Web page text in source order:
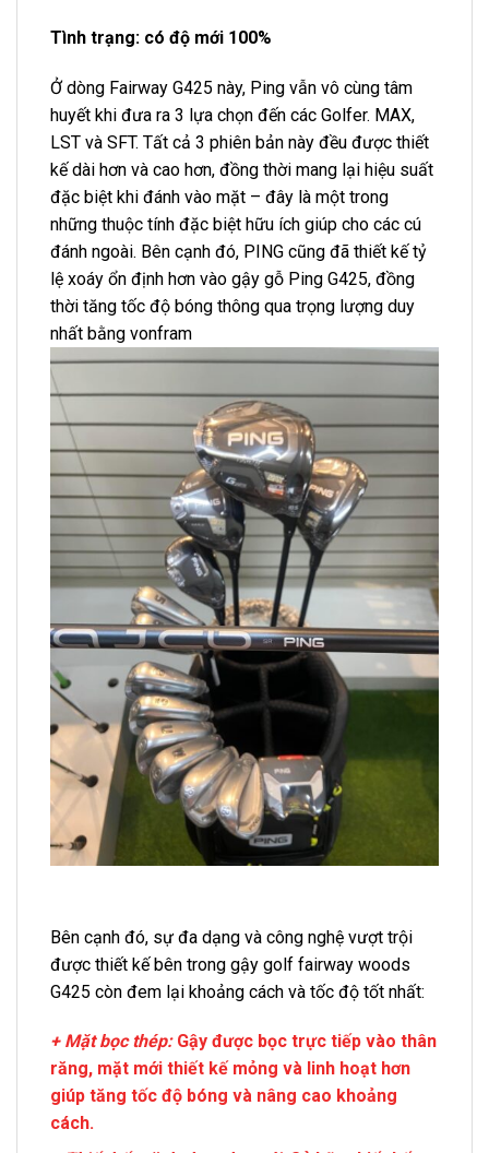
Tình trạng: có độ mới 100%
Ở dòng Fairway G425 này, Ping vẫn vô cùng tâm
huyết khi đưa ra 3 lựa chọn đến các Golfer. MAX,
LST và SFT. Tất cả 3 phiên bản này đều được thiết
kế dài hơn và cao hơn, đồng thời mang lại hiệu suất
đặc biệt khi đánh vào mặt – đây là một trong
những thuộc tính đặc biệt hữu ích giúp cho các cú
đánh ngoài. Bên cạnh đó, PING cũng đã thiết kế tỷ
lệ xoáy ổn định hơn vào gậy gỗ Ping G425, đồng
thời tăng tốc độ bóng thông qua trọng lượng duy
nhất bằng vonfram
Bên cạnh đó, sự đa dạng và công nghệ vượt trội
được thiết kế bên trong gậy golf fairway woods
G425 còn đem lại khoảng cách và tốc độ tốt nhất:
+ Mặt bọc thép:Gậy được bọc trực tiếp vào thân
răng, mặt mới thiết kế mỏng và linh hoạt hơn
giúp tăng tốc độ bóng và nâng cao khoảng
cách.